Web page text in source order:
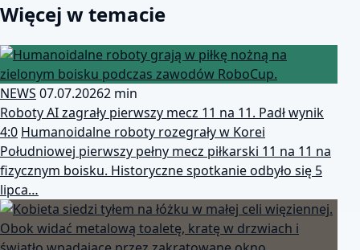
Więcej w temacie
NEWS 07.07.20262 min
Roboty AI zagrały pierwszy mecz 11 na 11. Padł wynik
4:0 Humanoidalne roboty rozegrały w Korei
Południowej pierwszy pełny mecz piłkarski 11 na 11 na
fizycznym boisku. Historyczne spotkanie odbyło się 5
lipca…